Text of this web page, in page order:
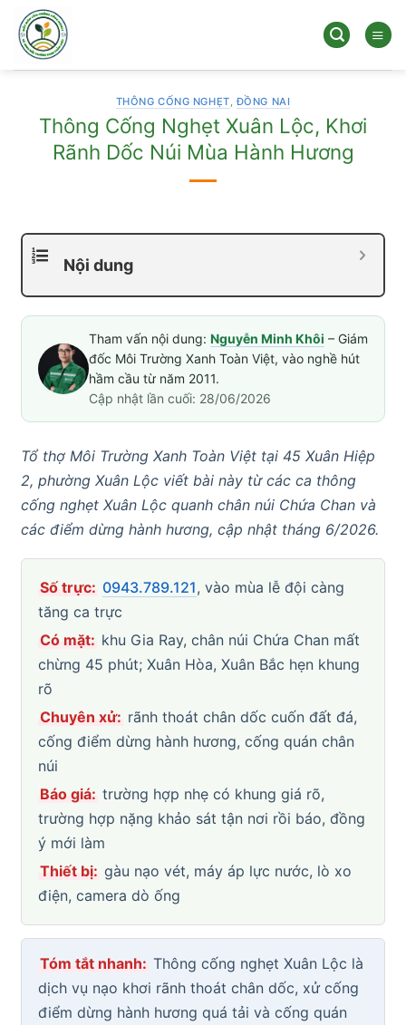
qua
dung
THÔNG CỐNG NGHẸT,ĐỒNG NAI
Thông Cống Nghẹt Xuân Lộc, Khơi
Rãnh Dốc Núi Mùa Hành Hương
Nội dung
Tham vấn nội dung: Nguyễn Minh Khôi – Giám
đốc Môi Trường Xanh Toàn Việt, vào nghề hút
hầm cầu từ năm 2011.
Cập nhật lần cuối: 28/06/2026
Tổ thợ Môi Trường Xanh Toàn Việt tại 45 Xuân Hiệp
2, phường Xuân Lộc viết bài này từ các ca thông
cống nghẹt Xuân Lộc quanh chân núi Chứa Chan và
các điểm dừng hành hương, cập nhật tháng 6/2026.
Số trực: 0943.789.121, vào mùa lễ đội càng
tăng ca trực
Có mặt: khu Gia Ray, chân núi Chứa Chan mất
chừng 45 phút; Xuân Hòa, Xuân Bắc hẹn khung
rõ
Chuyên xử: rãnh thoát chân dốc cuốn đất đá,
cống điểm dừng hành hương, cống quán chân
núi
Báo giá: trường hợp nhẹ có khung giá rõ,
trường hợp nặng khảo sát tận nơi rồi báo, đồng
ý mới làm
Thiết bị: gàu nạo vét, máy áp lực nước, lò xo
điện, camera dò ống
Tóm tắt nhanh: Thông cống nghẹt Xuân Lộc là
dịch vụ nạo khơi rãnh thoát chân dốc, xử cống
điểm dừng hành hương quá tải và cống quán